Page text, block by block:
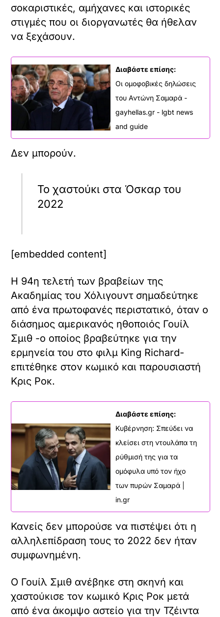
σοκαριστικές, αμήχανες και ιστορικές
στιγμές που οι διοργανωτές θα ήθελαν
να ξεχάσουν.
Διαβάστε επίσης:
Οι ομοφοβικές δηλώσεις
του Αντώνη Σαμαρά -
gayhellas.gr - lgbt news
and guide
Δεν μπορούν.
Το χαστούκι στα Όσκαρ του
2022
[embedded content]
Η 94η τελετή των βραβείων της
Ακαδημίας του Χόλιγουντ σημαδεύτηκε
από ένα πρωτοφανές περιστατικό, όταν ο
διάσημος αμερικανός ηθοποιός Γουίλ
Σμιθ -ο οποίος βραβεύτηκε για την
ερμηνεία του στο φιλμ King Richard-
επιτέθηκε στον κωμικό και παρουσιαστή
Κρις Ροκ.
Διαβάστε επίσης:
Κυβέρνηση: Σπεύδει να
κλείσει στη ντουλάπα τη
ρύθμισή της για τα
ομόφυλα υπό τον ήχο
των πυρών Σαμαρά |
in.gr
Κανείς δεν μπορούσε να πιστέψει ότι η
αλληλεπίδραση τους το 2022 δεν ήταν
συμφωνημένη.
Ο Γουίλ Σμιθ ανέβηκε στη σκηνή και
χαστούκισε τον κωμικό Κρις Ροκ μετά
από ένα άκομψο αστείο για την Τζέιντα